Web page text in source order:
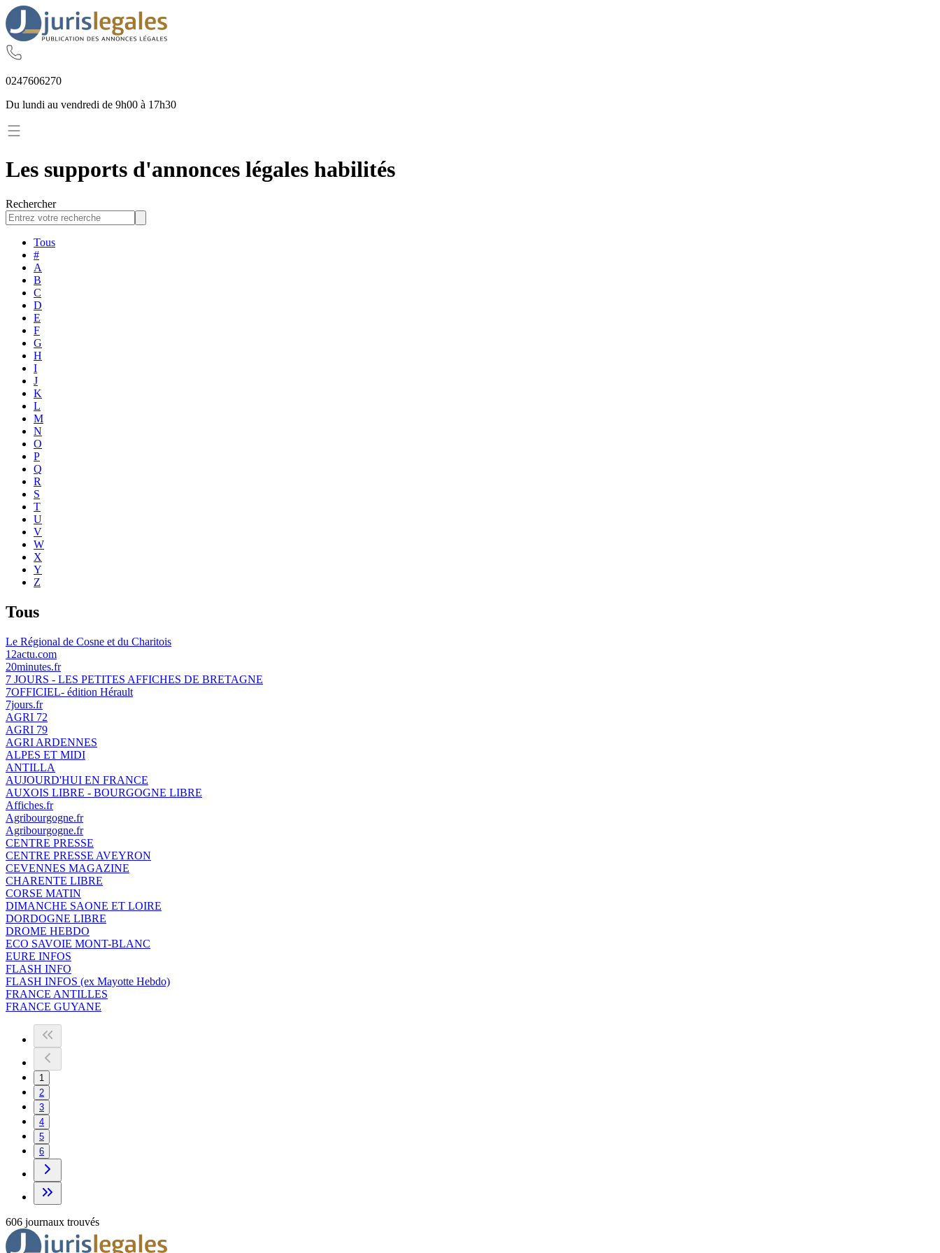
0247606270
Du lundi au vendredi de 9h00 à 17h30
Les supports d'annonces légales habilités
Rechercher
Tous
#
A
B
C
D
E
F
G
H
I
J
K
L
M
N
O
P
Q
R
S
T
U
V
W
X
Y
Z
Tous
Le Régional de Cosne et du Charitois
12actu.com
20minutes.fr
7 JOURS - LES PETITES AFFICHES DE BRETAGNE
7OFFICIEL- édition Hérault
7jours.fr
AGRI 72
AGRI 79
AGRI ARDENNES
ALPES ET MIDI
ANTILLA
AUJOURD'HUI EN FRANCE
AUXOIS LIBRE - BOURGOGNE LIBRE
Affiches.fr
Agribourgogne.fr
Agribourgogne.fr
CENTRE PRESSE
CENTRE PRESSE AVEYRON
CEVENNES MAGAZINE
CHARENTE LIBRE
CORSE MATIN
DIMANCHE SAONE ET LOIRE
DORDOGNE LIBRE
DROME HEBDO
ECO SAVOIE MONT-BLANC
EURE INFOS
FLASH INFO
FLASH INFOS (ex Mayotte Hebdo)
FRANCE ANTILLES
FRANCE GUYANE
1
2
3
4
5
6
606 journaux trouvés